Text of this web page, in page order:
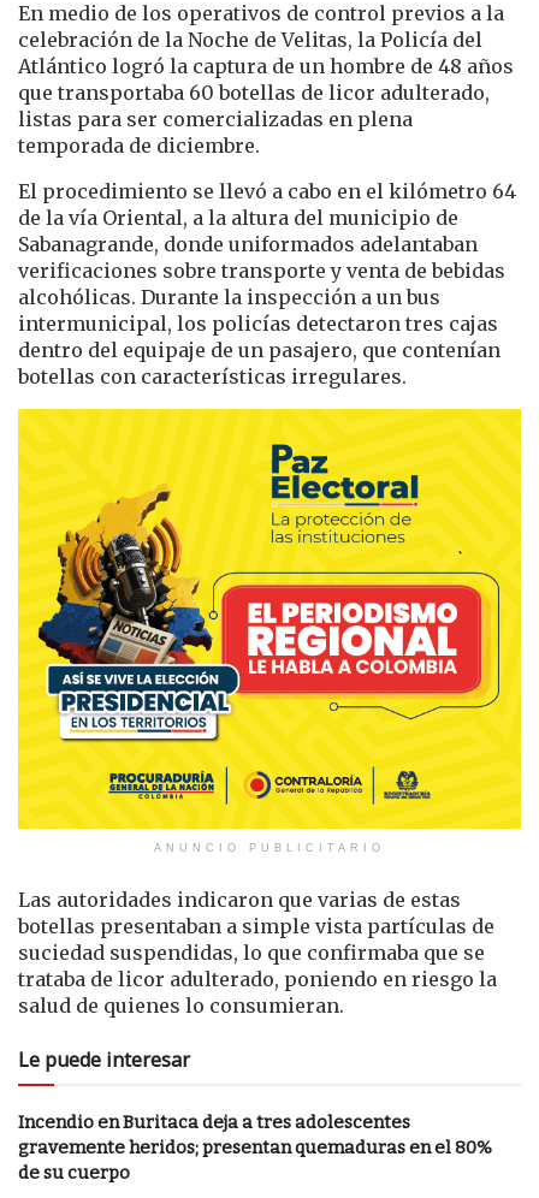
En medio de los operativos de control previos a la
celebración de la Noche de Velitas, la Policía del
Atlántico logró la captura de un hombre de 48 años
que transportaba 60 botellas de licor adulterado,
listas para ser comercializadas en plena
temporada de diciembre.
El procedimiento se llevó a cabo en el kilómetro 64
de la vía Oriental, a la altura del municipio de
Sabanagrande, donde uniformados adelantaban
verificaciones sobre transporte y venta de bebidas
alcohólicas. Durante la inspección a un bus
intermunicipal, los policías detectaron tres cajas
dentro del equipaje de un pasajero, que contenían
botellas con características irregulares.
ANUNCIO PUBLICITARIO
Las autoridades indicaron que varias de estas
botellas presentaban a simple vista partículas de
suciedad suspendidas, lo que confirmaba que se
trataba de licor adulterado, poniendo en riesgo la
salud de quienes lo consumieran.
Le puede interesar
Incendio en Buritaca deja a tres adolescentes
gravemente heridos; presentan quemaduras en el 80%
de su cuerpo